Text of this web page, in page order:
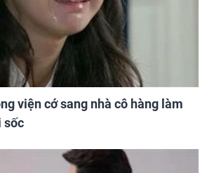
viện cớ sang nhà cô hàng làm
sốc